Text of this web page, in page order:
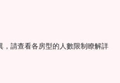
，請查看各房型的人數限制瞭解詳